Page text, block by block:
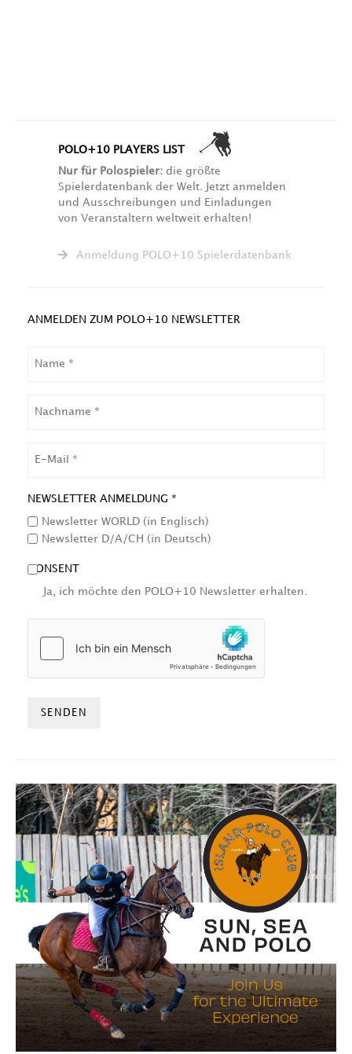
POLO+10 PLAYERS LIST
Nur für Polospieler: die größte
Spielerdatenbank der Welt. Jetzt anmelden
und Ausschreibungen und Einladungen
von Veranstaltern weltweit erhalten!
Anmeldung POLO+10 Spielerdatenbank
ANMELDEN ZUM POLO+10 NEWSLETTER
NEWSLETTER ANMELDUNG *
Newsletter WORLD (in Englisch)
Newsletter D/A/CH (in Deutsch)
CONSENT
Ja, ich möchte den POLO+10 Newsletter erhalten.